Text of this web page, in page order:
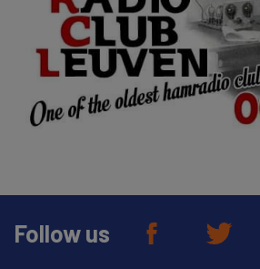
Follow us